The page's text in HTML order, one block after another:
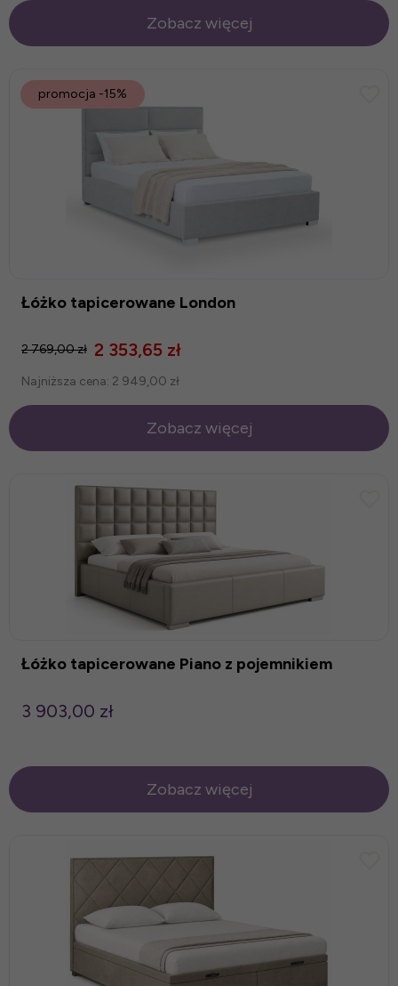
Zobacz więcej
Łóżko tapicerowane London
2 353,65 zł
2 769,00 zł
Najniższa cena: 2 949,00 zł
Zobacz więcej
promocja -15%
Łóżko tapicerowane Piano z pojemnikiem
3 903,00 zł
Zobacz więcej